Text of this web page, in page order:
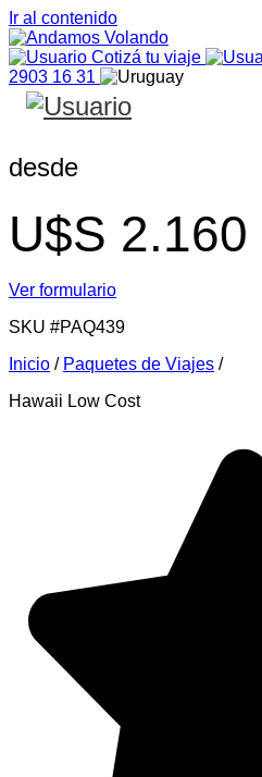
Ir al contenido
Cotizá tu viaje
2903 16 31
desde
U$S 2.160
Ver formulario
SKU #PAQ439
Inicio / Paquetes de Viajes /
Hawaii Low Cost